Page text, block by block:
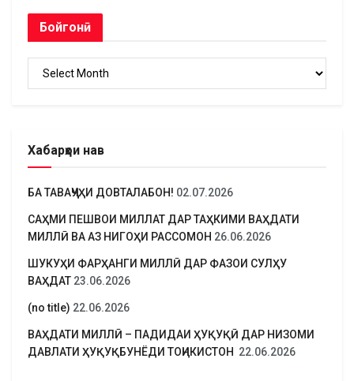
Бойгонӣ
Хабарҳои нав
БА ТАВАҶҶУҲИ ДОВТАЛАБОН! 02.07.2026
САҲМИ ПЕШВОИ МИЛЛАТ ДАР ТАҲКИМИ ВАҲДАТИ
МИЛЛӢ ВА АЗ НИГОҲИ РАССОМОН 26.06.2026
ШУКУҲИ ФАРҲАНГИ МИЛЛӢ ДАР ФАЗОИ СУЛҲУ
ВАҲДАТ 23.06.2026
(no title) 22.06.2026
ВАҲДАТИ МИЛЛӢ – ПАДИДАИ ҲУҚУҚӢ ДАР НИЗОМИ
ДАВЛАТИ ҲУҚУҚБУНЁДИ ТОҶИКИСТОН 22.06.2026